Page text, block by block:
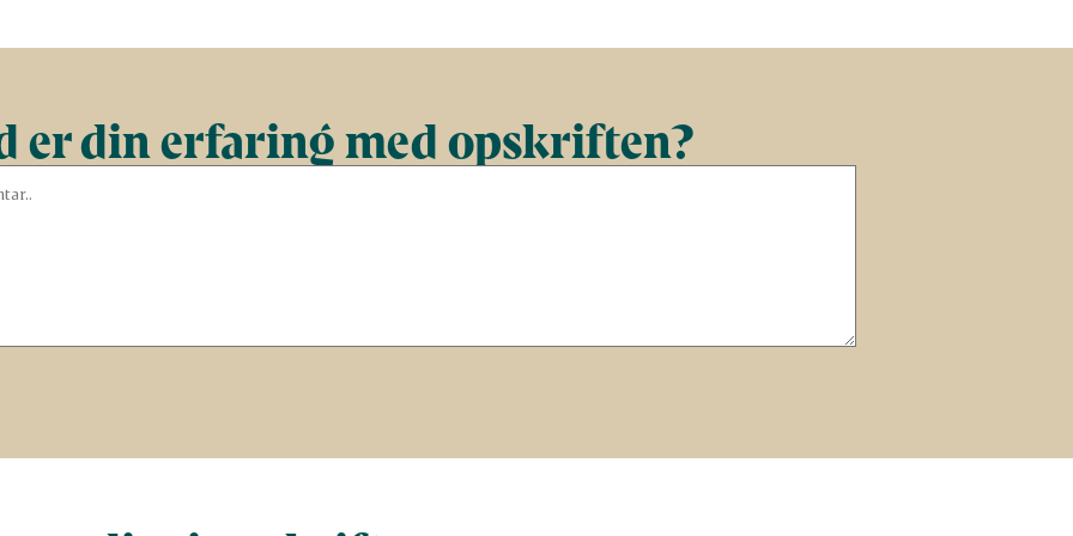
er din erfaring med opskriften?